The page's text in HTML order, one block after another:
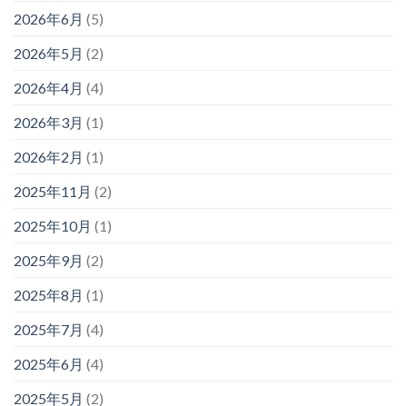
2026年6月 (5)
2026年5月 (2)
2026年4月 (4)
2026年3月 (1)
2026年2月 (1)
2025年11月 (2)
2025年10月 (1)
2025年9月 (2)
2025年8月 (1)
2025年7月 (4)
2025年6月 (4)
2025年5月 (2)